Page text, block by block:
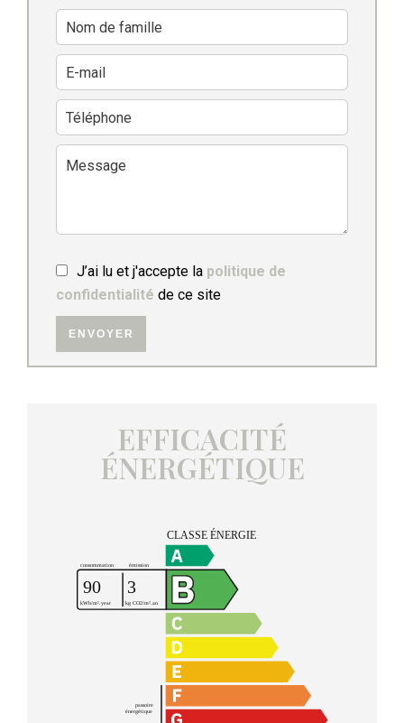
J’ai lu et j'accepte la politique de
confidentialité de ce site
ENVOYER
EFFICACITÉ
ÉNERGÉTIQUE